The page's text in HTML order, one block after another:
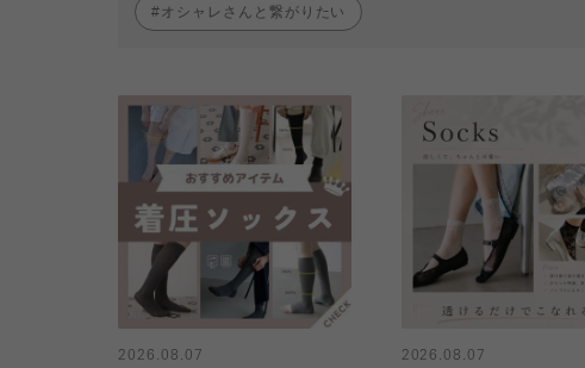
オシャレさんと繋がりたい
2026.08.07
2026.08.07